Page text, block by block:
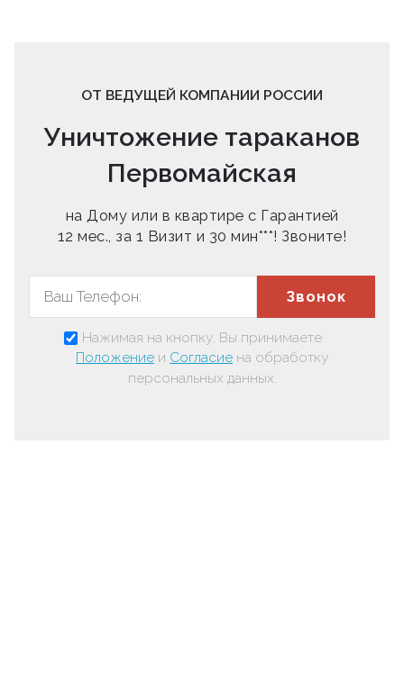
ОТ ВЕДУЩЕЙ КОМПАНИИ РОССИИ
Уничтожение тараканов
Первомайская
на Дому или в квартире с Гарантией
12 мес., за 1 Визит и 30 мин***! Звоните!
Звонок
Нажимая на кнопку, Вы принимаете
Положение и Согласие на обработку
персональных данных.